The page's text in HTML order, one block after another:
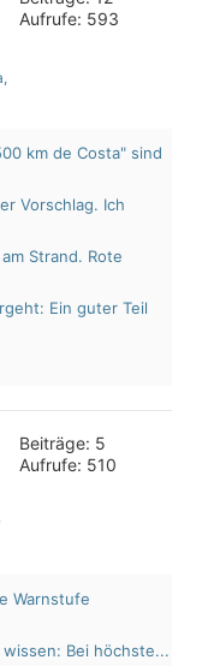
,
Aufrufe: 593
km de Costa" sind
Vorschlag. Ich
Strand. Rote
Ein guter Teil
Beiträge: 5
Aufrufe: 510
Warnstufe
Bei höchste...